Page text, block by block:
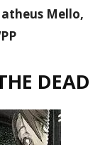
Mello,
DEAD